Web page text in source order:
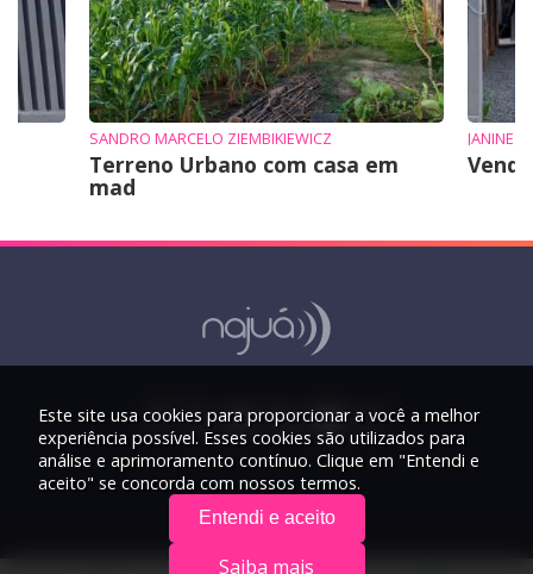
SANDRO MARCELO ZIEMBIKIEWICZ
Terreno Urbano com casa em
mad
JANINE
Este site usa cookies para proporcionar a você a melhor
experiência possível. Esses cookies são utilizados para
análise e aprimoramento contínuo. Clique em "Entendi e
aceito" se concorda com nossos termos.
Entendi e aceito
Saiba mais